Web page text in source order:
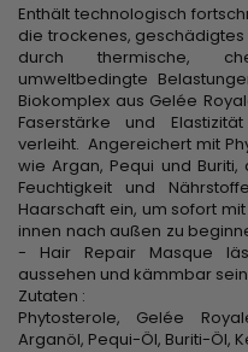
Enthält technologisch
die trockenes,
durch thermische,
umweltbedingte
Biokomplex aus Gelée
Faserstärke und
verleiht. Angereichert mit
wie Argan, Pequi und
Feuchtigkeit und
Haarschaft ein, um sofort
innen nach außen zu
- Hair Repair Masque
aussehen und kämmbar
Zutaten :
Phytosterole, Gelée
Arganöl, Pequi-Öl, Buriti-Öl,